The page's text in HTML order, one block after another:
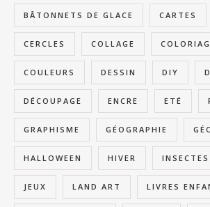
BÂTONNETS DE GLACE CARTES
CERCLES COLLAGE
COULEURS DESSIN DIY
DÉCOUPAGE ENCRE ETÉ
GRAPHISME GÉOGRAPHIE
HALLOWEEN HIVER INSECTES
JEUX LAND ART LIVRES